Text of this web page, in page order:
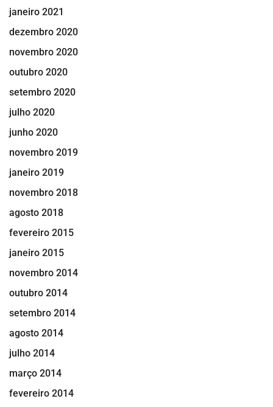
janeiro 2021
dezembro 2020
novembro 2020
outubro 2020
setembro 2020
julho 2020
junho 2020
novembro 2019
janeiro 2019
novembro 2018
agosto 2018
fevereiro 2015
janeiro 2015
novembro 2014
outubro 2014
setembro 2014
agosto 2014
julho 2014
março 2014
fevereiro 2014